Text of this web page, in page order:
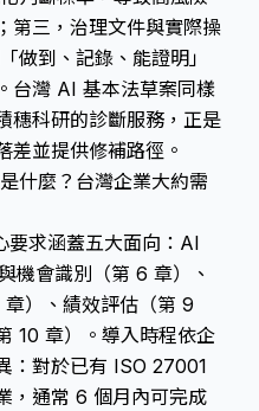
第三，治理文件與實際操
到、記錄、能證明」
台灣 AI 基本法草案同樣
穗科研的診斷服務，正是
差並提供修補路徑。
什麼？台灣企業大約需
求涵蓋五大面向：AI
機會識別（第 6 章）、
）、績效評估（第 9
10 章）。導入時程依企
：對於已有 ISO 27001
，通常 6 個月內可完成